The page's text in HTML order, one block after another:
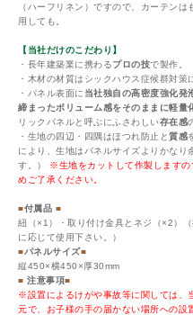
（ハーフリネン）ですので、カーテン
用しても。
【当社だけのこだわり】
・長年建築業に携わるプロの技で製作。
・木材の材質はシックハウス症候群対策
・パネル表面に 当社独自の高密度強化
締まったボリューム感をそのままに軽量
リックパネルと呼ぶにふさわしい存在感
・生地の四辺・四隅はほつれ防止と質感
により、生地はパネルサイズよりかなり
す。）
※生地をカットして作製しますの
めご了承ください。
■付属品 ■
紐（×1）・取り付け金具とネジ（×2）
に応じて使用下さい。）
■パネルサイズ■
縦450×横450×厚30mm
■ 注意事項■
※設置によるけがや事故等に関しては、
元で、お子様の手の届かない場所への設